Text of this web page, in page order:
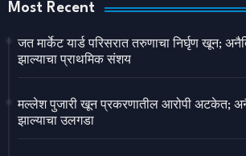
Most Recent
जत मार्केट यार्ड परिसरात तरुणाचा निर्घृण खून;
झाल्याचा प्राथमिक संशय
मल्लेश पुजारी खून प्रकरणातील आरोपी अटकेत;
झाल्याचा उलगडा